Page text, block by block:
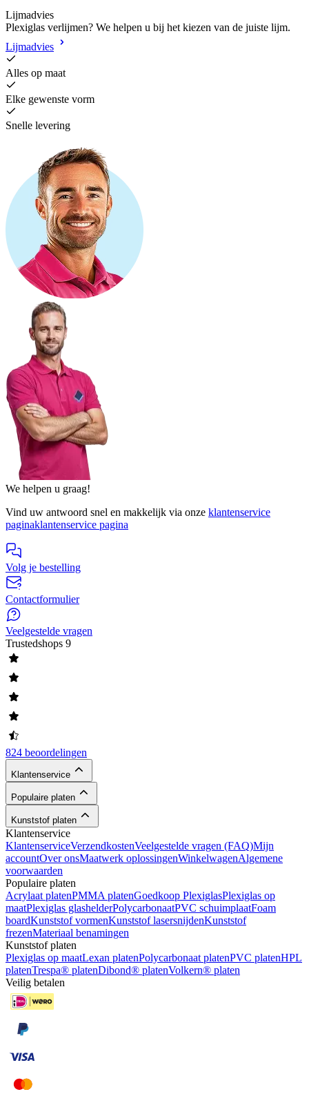
Lijmadvies
Plexiglas verlijmen? We helpen u bij het kiezen van de juiste lijm.
Lijmadvies
Alles op maat
Elke gewenste vorm
Snelle levering
We helpen u graag!
Vind uw antwoord snel en makkelijk via onze klantenservice
paginaklantenservice pagina
Volg je bestelling
Contactformulier
Veelgestelde vragen
Trustedshops 9
824 beoordelingen
Klantenservice
Populaire platen
Kunststof platen
Klantenservice
KlantenserviceVerzendkostenVeelgestelde vragen (FAQ)Mijn
accountOver onsMaatwerk oplossingenWinkelwagenAlgemene
voorwaarden
Populaire platen
Acrylaat platenPMMA platenGoedkoop PlexiglasPlexiglas op
maatPlexiglas glashelderPolycarbonaatPVC schuimplaatFoam
boardKunststof vormenKunststof lasersnijdenKunststof
frezenMateriaal benamingen
Kunststof platen
Plexiglas op maatLexan platenPolycarbonaat platenPVC platenHPL
platenTrespa® platenDibond® platenVolkern® platen
Veilig betalen